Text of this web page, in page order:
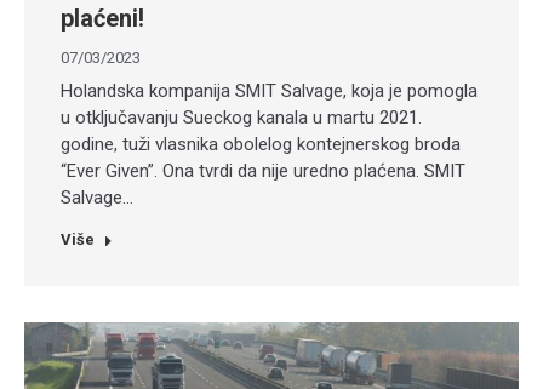
plaćeni!
07/03/2023
Holandska kompanija SMIT Salvage, koja je pomogla
u otključavanju Sueckog kanala u martu 2021.
godine, tuži vlasnika obolelog kontejnerskog broda
“Ever Given”. Ona tvrdi da nije uredno plaćena. SMIT
Salvage…
Više